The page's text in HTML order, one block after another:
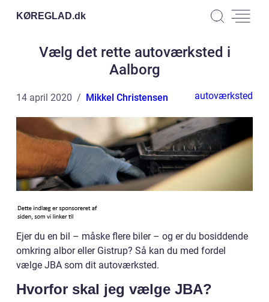
KØREGLAD.dk
Vælg det rette autoværksted i
Aalborg
14 april 2020 Mikkel Christensen autoværksted
Ejer du en bil – måske flere biler – og er du bosiddende
omkring albor eller Gistrup? Så kan du med fordel
vælge JBA som dit autoværksted.
Hvorfor skal jeg vælge JBA?